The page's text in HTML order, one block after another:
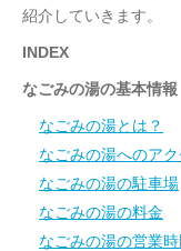
紹介していきます。
INDEX
なごみの湯の基本情報
なごみの湯とは？
なごみの湯へのア
なごみの湯の駐車場
なごみの湯の料金
なごみの湯の営業時